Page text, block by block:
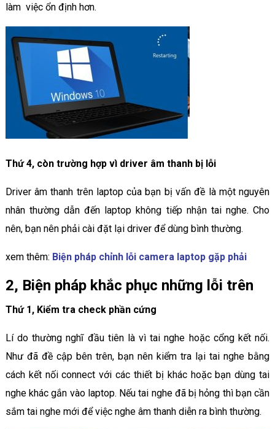
làm việc ổn định hơn.
Thứ 4, còn trường hợp vì driver âm thanh bị lỗi
Driver âm thanh trên laptop của bạn bị vấn đề là một nguyên
nhân thường dẫn đến laptop không tiếp nhận tai nghe. Cho
nên, bạn nên phải cài đặt lại driver để dùng bình thường.
xem thêm: Biện pháp chỉnh lỗi camera laptop gặp phải
2, Biện pháp khắc phục những lỗi trên
Thứ 1, Kiểm tra check phần cứng
Lí do thường nghĩ đầu tiên là vì tai nghe hoặc cổng kết nối.
Như đã đề cập bên trên, bạn nên kiểm tra lại tai nghe bằng
cách kết nối connect với các thiết bị khác hoặc bạn dùng tai
nghe khác gắn vào laptop. Nếu tai nghe đã bị hỏng thì bạn cần
sắm tai nghe mới để việc nghe âm thanh diễn ra bình thường.